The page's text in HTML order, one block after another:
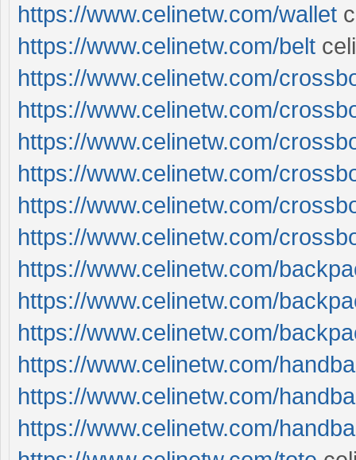
https://www.celinetw.com/wallet
https://www.celinetw.com/belt
https://www.celinetw.com/
https://www.celinetw.com/
https://www.celinetw.com/
https://www.celinetw.com/
https://www.celinetw.com/
https://www.celinetw.com/
https://www.celinetw.com/
https://www.celinetw.com/
https://www.celinetw.com/
https://www.celinetw.com/
https://www.celinetw.com/
https://www.celinetw.com/